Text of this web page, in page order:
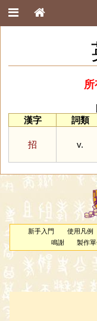
漢字
詞類
招 v.
新手入門 使用凡例
鳴謝
製作單